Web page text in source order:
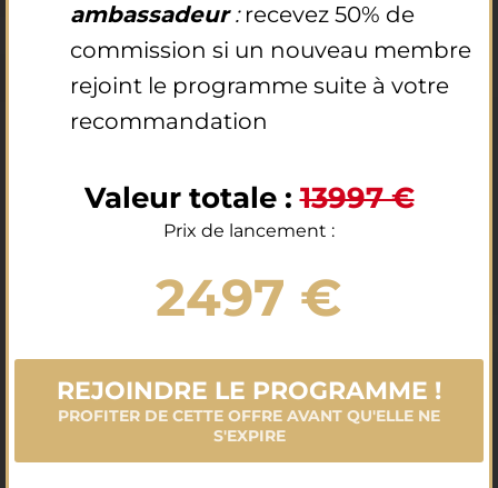
ambassadeur: recevez 50% de
commission si un nouveau membre
rejoint le programme suite à votre
recommandation
Valeur totale :13997 €
Prix de lancement :
2497 €
REJOINDRE LE PROGRAMME !
PROFITER DE CETTE OFFRE AVANT QU'ELLE NE
S'EXPIRE